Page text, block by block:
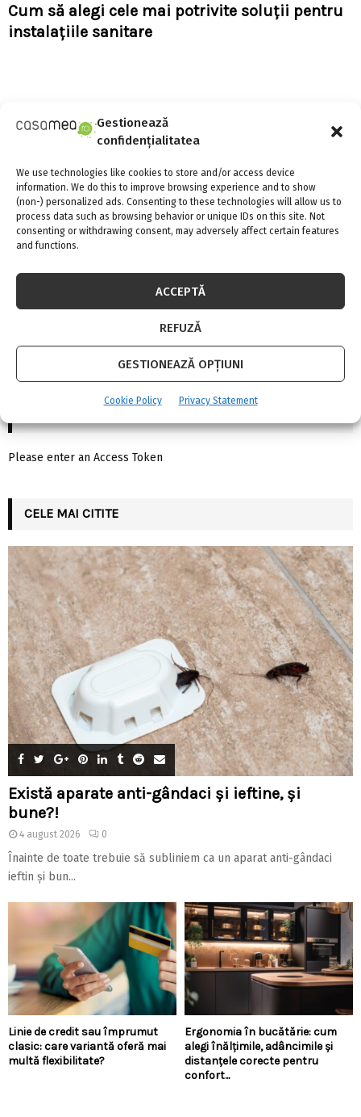
Gestionează
confidențialitatea
We use technologies like cookies to store and/or access device
information. We do this to improve browsing experience and to show
(non-) personalized ads. Consenting to these technologies will allow us to
process data such as browsing behavior or unique IDs on this site. Not
consenting or withdrawing consent, may adversely affect certain features
and functions.
ACCEPTĂ
REFUZĂ
GESTIONEAZĂ OPȚIUNI
Cookie Policy Privacy Statement
Cum să alegi cele mai potrivite soluţii pentru
instalaţiile sanitare
S
E
A
SOCIAL MEDIA
Please enter an Access Token
CELE MAI CITITE
Există aparate anti-gândaci și ieftine, și
bune?!
4 august 2026 0
Înainte de toate trebuie să subliniem ca un aparat anti-gândaci
ieftin și bun...
Linie de credit sau împrumut
clasic: care variantă oferă mai
multă flexibilitate?
Ergonomia în bucătărie: cum
alegi înălțimile, adâncimile și
distanțele corecte pentru
confort...